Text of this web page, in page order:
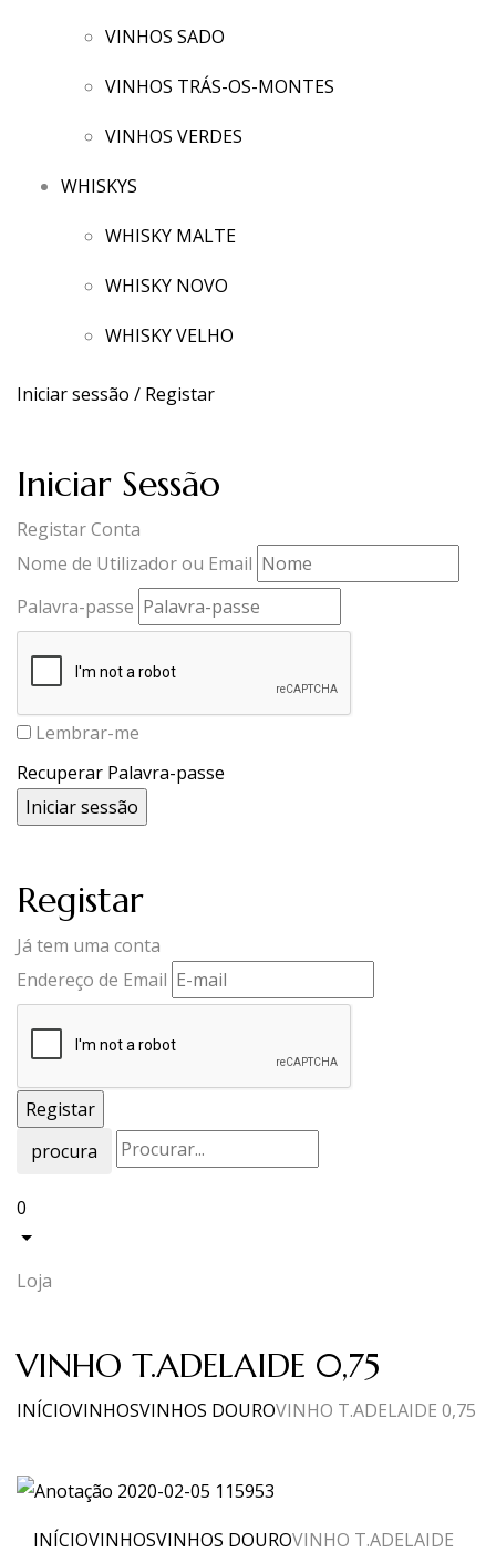
VINHOS SADO
VINHOS TRÁS-OS-MONTES
VINHOS VERDES
WHISKYS
WHISKY MALTE
WHISKY NOVO
WHISKY VELHO
Iniciar sessão / Registar
Iniciar Sessão
Registar Conta
Nome de Utilizador ou Email
Palavra-passe
Lembrar-me
Recuperar Palavra-passe
Registar
Já tem uma conta
Endereço de Email
procura
0
Loja
VINHO T.ADELAIDE 0,75
INÍCIOVINHOSVINHOS DOUROVINHO T.ADELAIDE 0,75
INÍCIOVINHOSVINHOS DOUROVINHO T.ADELAIDE